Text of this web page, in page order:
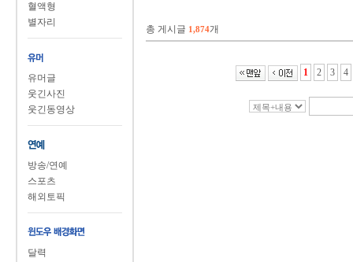
혈액형
별자리
유머글
웃긴사진
웃긴동영상
방송/연예
스포츠
해외토픽
달력
총 게시글 1,874개
1 2 3 4